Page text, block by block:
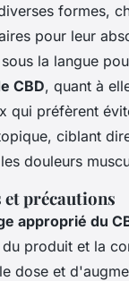
formes,
pour leur
la langue
CBD, quant à
qui préfèrent
ciblant
douleurs
et précautions
approprié du
produit et la
dose et